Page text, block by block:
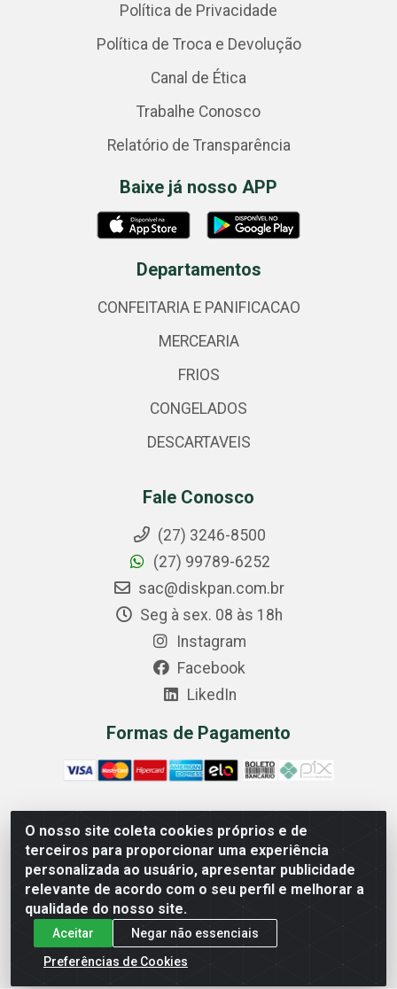
O nosso site coleta cookies próprios e de
terceiros para proporcionar uma experiência
personalizada ao usuário, apresentar publicidade
relevante de acordo com o seu perfil e melhorar a
qualidade do nosso site.
Aceitar
Negar não essenciais
Preferências de Cookies
Política de Privacidade
Política de Troca e Devolução
Canal de Ética
Trabalhe Conosco
Relatório de Transparência
Baixe já nosso APP
Departamentos
CONFEITARIA E PANIFICACAO
MERCEARIA
FRIOS
CONGELADOS
DESCARTAVEIS
Fale Conosco
(27) 3246-8500
(27) 99789-6252
sac@diskpan.com.br
Seg à sex. 08 às 18h
Instagram
Facebook
LikedIn
Formas de Pagamento
Comercial Diskpan Ltda - Av. Fernando Antonio, 1911 -
Sotelandia, Cariacica/ES - CEP 29140-669 - CNPJ
02.691.482/0001-07